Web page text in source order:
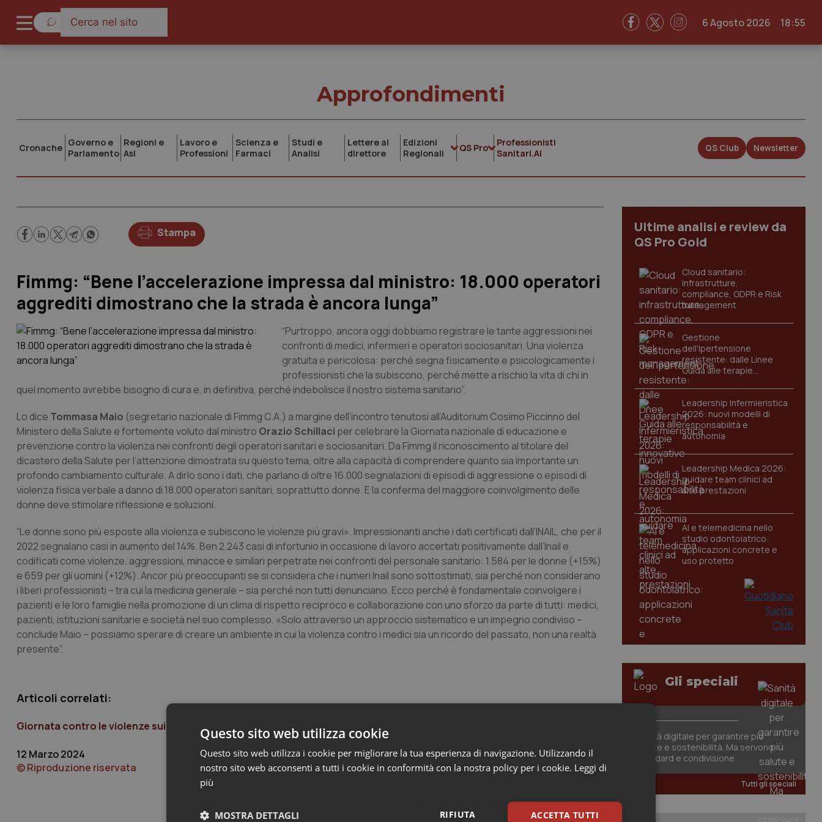
6 Agosto 2026 18:55
Approfondimenti
Cronache Governo e
Parlamento
Regioni e
Asl
Lavoro e
Professioni
Scienza e
Farmaci
Studi e
Analisi
Lettere al
direttore
Edizioni
Regionali
QS Pro
Professionisti
Sanitari.AI
QS Club Newsletter
Stampa
Fimmg: “Bene l’accelerazione impressa dal ministro: 18.000 operatori
aggrediti dimostrano che la strada è ancora lunga”
“Purtroppo, ancora oggi dobbiamo registrare le tante aggressioni nei
confronti di medici, infermieri e operatori sociosanitari. Una violenza
gratuita e pericolosa: perché segna fisicamente e psicologicamente i
professionisti che la subiscono, perché mette a rischio la vita di chi in
quel momento avrebbe bisogno di cura e, in definitiva, perché indebolisce il nostro sistema sanitario”.
Lo dice Tommasa Maio (segretario nazionale di Fimmg C.A.) a margine dell’incontro tenutosi all’Auditorium Cosimo Piccinno del
Ministero della Salute e fortemente voluto dal ministro Orazio Schillaci per celebrare la Giornata nazionale di educazione e
prevenzione contro la violenza nei confronti degli operatori sanitari e sociosanitari. Da Fimmg il riconoscimento al titolare del
dicastero della Salute per l’attenzione dimostrata su questo tema, oltre alla capacità di comprendere quanto sia importante un
profondo cambiamento culturale. A dirlo sono i dati, che parlano di oltre 16.000 segnalazioni di episodi di aggressione o episodi di
violenza fisica verbale a danno di 18.000 operatori sanitari, soprattutto donne. E la conferma del maggiore coinvolgimento delle
donne deve stimolare riflessione e soluzioni.
“Le donne sono più esposte alla violenza e subiscono le violenze più gravi». Impressionanti anche i dati certificati dall’INAIL, che per il
2022 segnalano casi in aumento del 14%. Ben 2.243 casi di infortunio in occasione di lavoro accertati positivamente dall’Inail e
codificati come violenze, aggressioni, minacce e similari perpetrate nei confronti del personale sanitario: 1.584 per le donne (+15%)
e 659 per gli uomini (+12%). Ancor più preoccupanti se si considera che i numeri Inail sono sottostimati, sia perché non considerano
i liberi professionisti – tra cui la medicina generale – sia perché non tutti denunciano. Ecco perché è fondamentale coinvolgere i
pazienti e le loro famiglie nella promozione di un clima di rispetto reciproco e collaborazione con uno sforzo da parte di tutti: medici,
pazienti, istituzioni sanitarie e società nel suo complesso. «Solo attraverso un approccio sistematico e un impegno condiviso –
conclude Maio – possiamo sperare di creare un ambiente in cui la violenza contro i medici sia un ricordo del passato, non una realtà
presente”.
Articoli correlati:
Giornata contro le violenze sui sanitari. Schillaci: “Nel 2023 segnalate 16 mila aggressioni. Le donne le più colpite”
12 Marzo 2024
© Riproduzione riservata
Ultime analisi e review da
QS Pro Gold
Cloud sanitario:
infrastrutture,
compliance, GDPR e Risk
management
Gestione
dell'Ipertensione
resistente: dalle Linee
Guida alle terapie
innovative
Leadership Infermieristica
2026: nuovi modelli di
responsabilità e
autonomia
Leadership Medica 2026:
guidare team clinici ad
alte prestazioni
AI e telemedicina nello
studio odontoiatrico:
applicazioni concrete e
uso protetto
Gli speciali
Sanità digitale per garantire più
salute e sostenibilità. Ma servono
standard e condivisione
Tutti gli speciali
Questo sito web utilizza cookie
Questo sito web utilizza i cookie per migliorare la tua esperienza di navigazione. Utilizzando il
nostro sito web acconsenti a tutti i cookie in conformità con la nostra policy per i cookie. Leggi di
più
ACCETTA TUTTI
RIFIUTA
MOSTRA DETTAGLI